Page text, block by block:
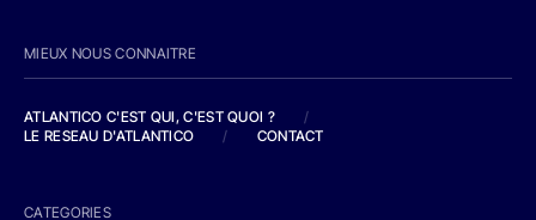
MIEUX NOUS CONNAITRE
ATLANTICO C'EST QUI, C'EST QUOI ?
/
LE RESEAU D'ATLANTICO
/ CONTACT
CATEGORIES